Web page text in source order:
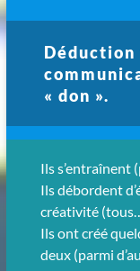
Déduction
« don ».
Ils s’entraînent
Ils débordent
créativité
Ils ont créé
deux (parmi